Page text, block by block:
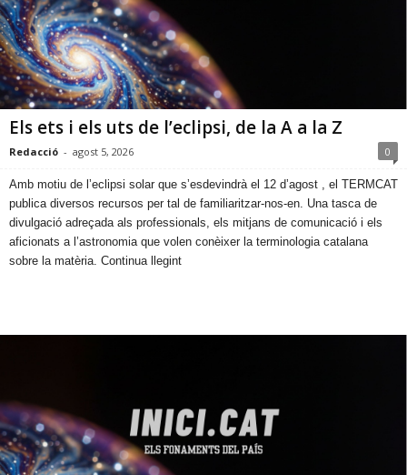
Els ets i els uts de lʼeclipsi, de la A a la Z
Redacció - agost 5, 2026 0
​Amb motiu de lʼeclipsi solar que sʼesdevindrà el 12 dʼagost , el TERMCAT
publica diversos recursos per tal de familiaritzar-nos-en. Una tasca de
divulgació adreçada als professionals, els mitjans de comunicació i els
aficionats a l’astronomia que volen conèixer la terminologia catalana
sobre la matèria. Continua llegint